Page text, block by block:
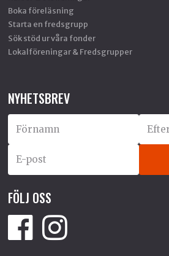
Boka föreläsning
Starta en fredsgrupp
Sök stöd ur våra fonder
Lokalföreningar & Fredsgrupper
NYHETSBREV
FÖLJ OSS